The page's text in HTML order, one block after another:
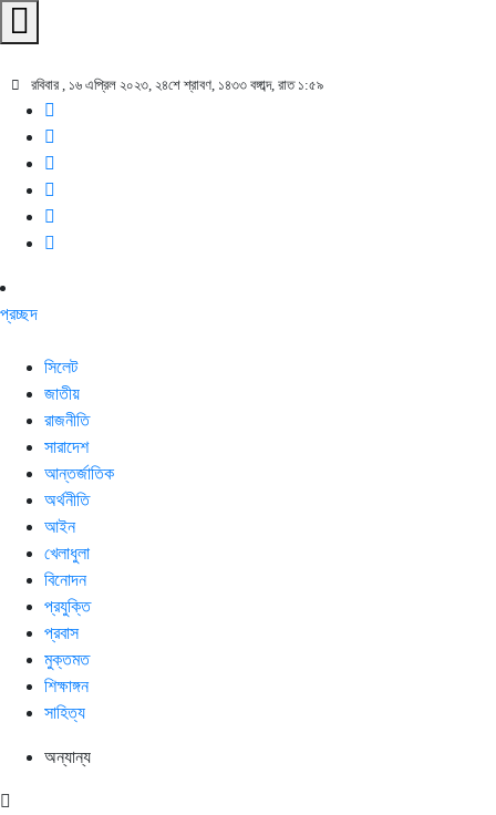
রবিবার , ১৬ এপ্রিল ২০২৩, ২৪শে শ্রাবণ, ১৪৩৩ বঙ্গাব্দ, রাত ১:৫৯
প্রচ্ছদ
সিলেট
জাতীয়
রাজনীতি
সারাদেশ
আন্তর্জাতিক
অর্থনীতি
আইন
খেলাধুলা
বিনোদন
প্রযুক্তি
প্রবাস
মুক্তমত
শিক্ষাঙ্গন
সাহিত্য
অন্যান্য